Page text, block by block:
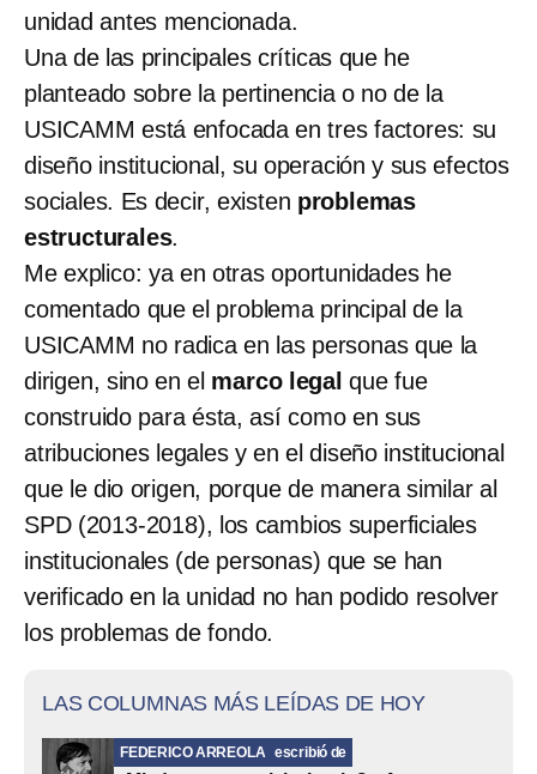
unidad antes mencionada.
Una de las principales críticas que he
planteado sobre la pertinencia o no de la
USICAMM está enfocada en tres factores: su
diseño institucional, su operación y sus efectos
sociales. Es decir, existen problemas
estructurales.
Me explico: ya en otras oportunidades he
comentado que el problema principal de la
USICAMM no radica en las personas que la
dirigen, sino en el marco legal que fue
construido para ésta, así como en sus
atribuciones legales y en el diseño institucional
que le dio origen, porque de manera similar al
SPD (2013-2018), los cambios superficiales
institucionales (de personas) que se han
verificado en la unidad no han podido resolver
los problemas de fondo.
LAS COLUMNAS MÁS LEÍDAS DE HOY
FEDERICO ARREOLA escribió de